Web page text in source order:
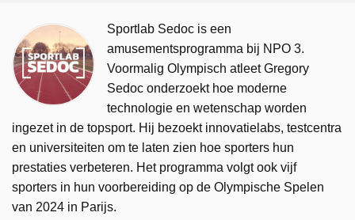
Sportlab Sedoc is een
amusementsprogramma bij NPO 3.
Voormalig Olympisch atleet Gregory
Sedoc onderzoekt hoe moderne
technologie en wetenschap worden
ingezet in de topsport. Hij bezoekt innovatielabs, testcentra
en universiteiten om te laten zien hoe sporters hun
prestaties verbeteren. Het programma volgt ook vijf
sporters in hun voorbereiding op de Olympische Spelen
van 2024 in Parijs.